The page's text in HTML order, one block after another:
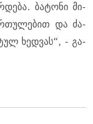
ბა­ტო­ნი მი­
და ძა­
ხედ­ვას“, - გა­